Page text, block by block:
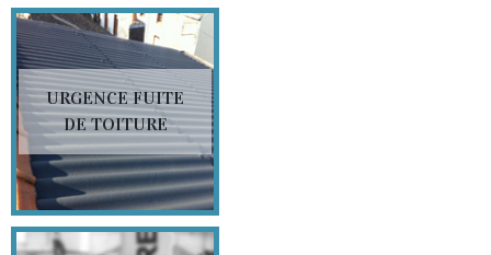
URGENCE FUITE
DE TOITURE